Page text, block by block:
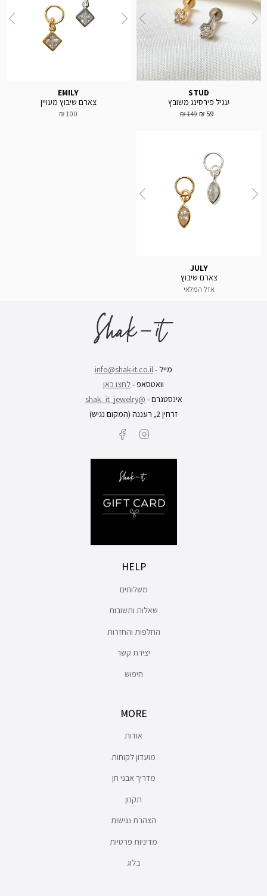
STUD
עגיל פירסינג משובץ
59 ₪
149 ₪
EMILY
צארם שיבוץ מעויין
100 ₪
JULY
צארם שיבוץ
אזל המלאי
מייל -info@shak-it.co.il
וואטסאפ -לחצו כאן
אינסטגרם - @shak_it_jewelry
זרחין 2, רעננה (המקום נגיש)
Instagram
HELP
משלוחים
שאלות ותשובות
החלפות והחזרות
יצירת קשר
חיפוש
MORE
אודות
מועדון לקוחות
מדריך אבני חן
תקנון
הצהרת נגישות
מדיניות פרטיות
בלוג